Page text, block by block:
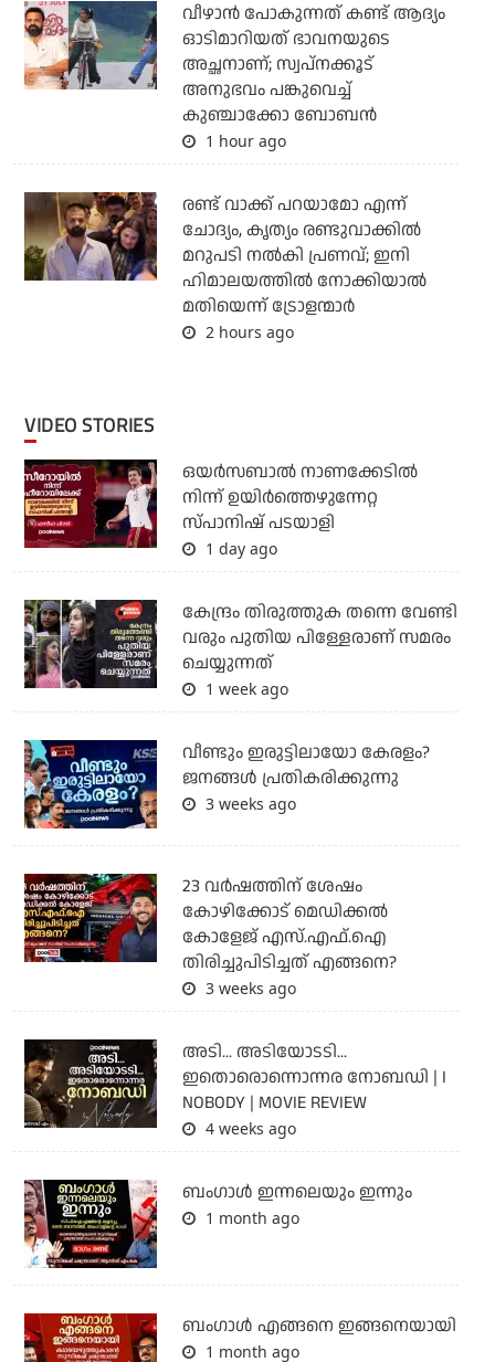
വീഴാന്‍ പോകുന്നത് കണ്ട് ആദ്യം
ഓടിമാറിയത് ഭാവനയുടെ
അച്ഛനാണ്; സ്വപ്‌നക്കൂട്
അനുഭവം പങ്കുവെച്ച്
കുഞ്ചാക്കോ ബോബന്‍
1 hour ago
രണ്ട് വാക്ക് പറയാമോ എന്ന്
ചോദ്യം, കൃത്യം രണ്ടുവാക്കില്‍
മറുപടി നല്‍കി പ്രണവ്; ഇനി
ഹിമാലയത്തില്‍ നോക്കിയാല്‍
മതിയെന്ന് ട്രോളന്മാര്‍
2 hours ago
VIDEO STORIES
ഒയര്‍സബാൽ നാണക്കേടിൽ
നിന്ന് ഉയിർത്തെഴുന്നേറ്റ
സ്പാനിഷ് പടയാളി
1 day ago
കേന്ദ്രം തിരുത്തുക തന്നെ വേണ്ടി
വരും പുതിയ പിള്ളേരാണ് സമരം
ചെയ്യുന്നത്
1 week ago
വീണ്ടും ഇരുട്ടിലായോ കേരളം?
ജനങ്ങൾ പ്രതികരിക്കുന്നു
3 weeks ago
23 വർഷത്തിന് ശേഷം
കോഴിക്കോട് മെഡിക്കൽ
കോളേജ് എസ്.എഫ്.ഐ
തിരിച്ചുപിടിച്ചത് എങ്ങനെ?
3 weeks ago
അടി... അടിയോടടി...
ഇതൊരൊന്നൊന്നര നോബഡി | I
NOBODY | MOVIE REVIEW
4 weeks ago
ബംഗാള്‍ ഇന്നലെയും ഇന്നും
1 month ago
ബം​ഗാൾ എങ്ങനെ ഇങ്ങനെയായി
1 month ago